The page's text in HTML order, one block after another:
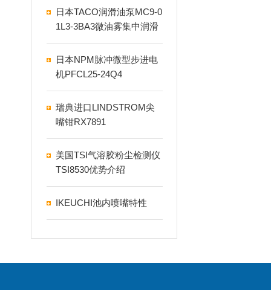
日本TACO润滑油泵MC9-0
1L3-3BA3微油雾集中润滑
装置
日本NPM脉冲微型步进电
机PFCL25-24Q4
瑞典进口LINDSTROM尖
嘴钳RX7891
美国TSI气溶胶粉尘检测仪
TSI8530优势介绍
IKEUCHI池内喷嘴特性